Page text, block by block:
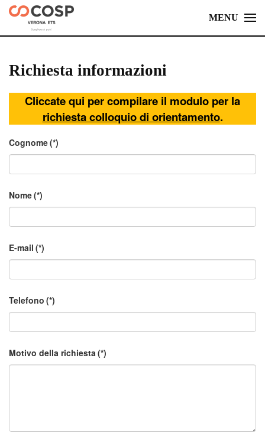
Skip
main
content
MENU
Richiesta informazioni
Cliccate qui per compilare il modulo per la
richiesta colloquio di orientamento.
Cognome(*)
Nome(*)
E-mail (*)
Telefono (*)
Motivo della richiesta(*)